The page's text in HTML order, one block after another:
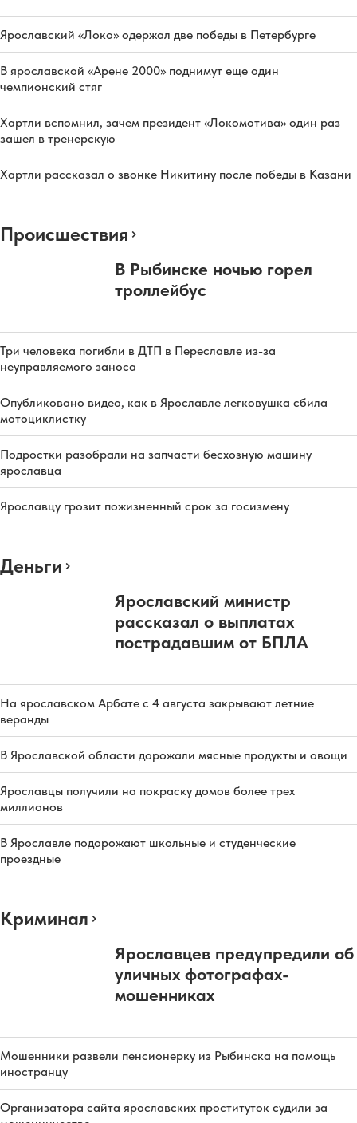
Ярославский «Локо» одержал две победы в Петербурге
В ярославской «Арене 2000» поднимут еще один
чемпионский стяг
Хартли вспомнил, зачем президент «Локомотива» один раз
зашел в тренерскую
Хартли рассказал о звонке Никитину после победы в Казани
Происшествия
В Рыбинске ночью горел
троллейбус
Три человека погибли в ДТП в Переславле из-за
неуправляемого заноса
Опубликовано видео, как в Ярославле легковушка сбила
мотоциклистку
Подростки разобрали на запчасти бесхозную машину
ярославца
Ярославцу грозит пожизненный срок за госизмену
Деньги
Ярославский министр
рассказал о выплатах
пострадавшим от БПЛА
На ярославском Арбате с 4 августа закрывают летние
веранды
В Ярославской области дорожали мясные продукты и овощи
Ярославцы получили на покраску домов более трех
миллионов
В Ярославле подорожают школьные и студенческие
проездные
Криминал
Ярославцев предупредили об
уличных фотографах-
мошенниках
Мошенники развели пенсионерку из Рыбинска на помощь
иностранцу
Организатора сайта ярославских проституток судили за